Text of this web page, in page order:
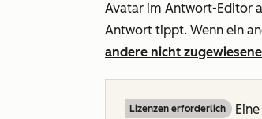
Avatar im Antwort-Editor
Antwort tippt. Wenn ein
andere nicht
Lizenzen erforderlich